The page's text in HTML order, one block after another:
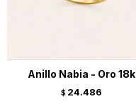
Anillo Nabia - Oro 18k
$ 24.486